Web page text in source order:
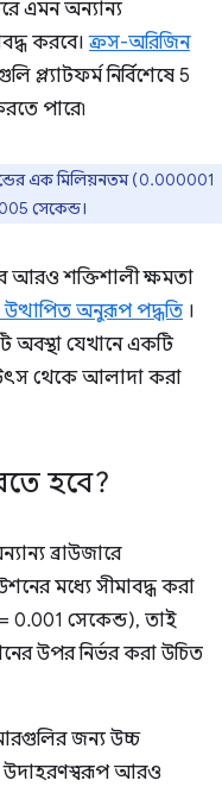
এমন অন্যান্য
করবে।ক্রস-অরিজিন
নির্বিশেষে 5
পারে৷
এক মিলিয়নতম (0.000001
সেকেন্ড।
শক্তিশালী ক্ষমতা
অনুরূপ পদ্ধতি ।
যেখানে একটি
থেকে আলাদা করা
হবে?
ব্রাউজারে
মধ্যে সীমাবদ্ধ করা
0.001 সেকেন্ড), তাই
উপর নির্ভর করা উচিত
জন্য উচ্চ
আরও